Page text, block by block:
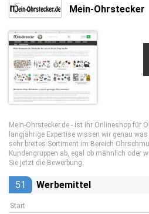
Mein-Ohrstecker
Mein-Ohrstecker.de - ist Ihr Onlineshop für
langjährige Expertise wissen wir genau
sehr breites Sortiment im Bereich
Kundengruppen ab, egal ob männlich oder
Sie jetzt die Bewerbung.
51 Werbemittel
Start